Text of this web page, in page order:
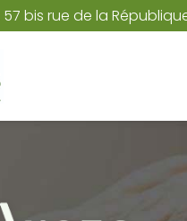
57 bis rue de la